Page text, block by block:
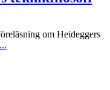
om Heideggers
...